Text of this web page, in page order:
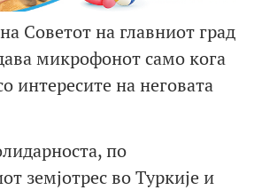
Советот на главниот град
микрофонот само кога
интересите на неговата
по
земјотрес во Туркије и